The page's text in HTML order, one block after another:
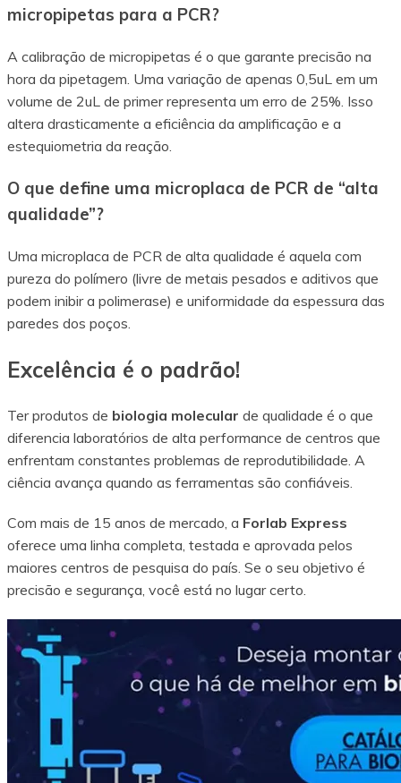
micropipetas para a PCR?
A calibração de micropipetas é o que garante precisão na
hora da pipetagem. Uma variação de apenas 0,5uL em um
volume de 2uL de primer representa um erro de 25%. Isso
altera drasticamente a eficiência da amplificação e a
estequiometria da reação.
O que define uma microplaca de PCR de “alta
qualidade”?
Uma microplaca de PCR de alta qualidade é aquela com
pureza do polímero (livre de metais pesados e aditivos que
podem inibir a polimerase) e uniformidade da espessura das
paredes dos poços.
Excelência é o padrão!
Ter produtos de biologia molecular de qualidade é o que
diferencia laboratórios de alta performance de centros que
enfrentam constantes problemas de reprodutibilidade. A
ciência avança quando as ferramentas são confiáveis.
Com mais de 15 anos de mercado, a Forlab Express
oferece uma linha completa, testada e aprovada pelos
maiores centros de pesquisa do país. Se o seu objetivo é
precisão e segurança, você está no lugar certo.